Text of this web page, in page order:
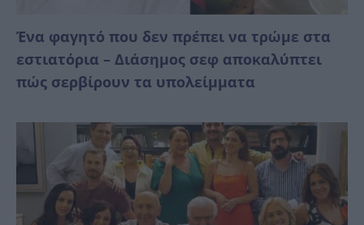
Ένα φαγητό που δεν πρέπει να τρώμε στα
εστιατόρια – Διάσημος σεφ αποκαλύπτει
πώς σερβίρουν τα υπολείμματα